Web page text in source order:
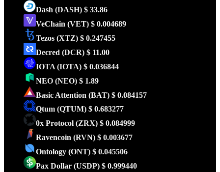
Dash (DASH) $ 33.86
VeChain (VET) $ 0.004689
Tezos (XTZ) $ 0.247455
Decred (DCR) $ 11.00
IOTA (IOTA) $ 0.036844
NEO (NEO) $ 1.89
Basic Attention (BAT) $ 0.084157
Qtum (QTUM) $ 0.683277
0x Protocol (ZRX) $ 0.084999
Ravencoin (RVN) $ 0.003677
Ontology (ONT) $ 0.045506
Pax Dollar (USDP) $ 0.999440